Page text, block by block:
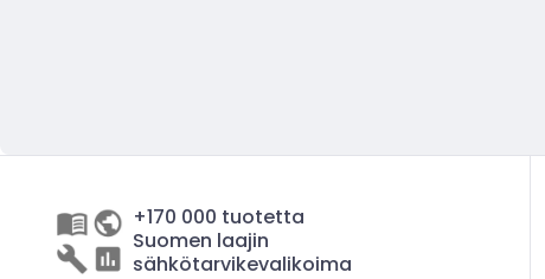
+170 000 tuotetta
Suomen laajin
sähkötarvikevalikoima